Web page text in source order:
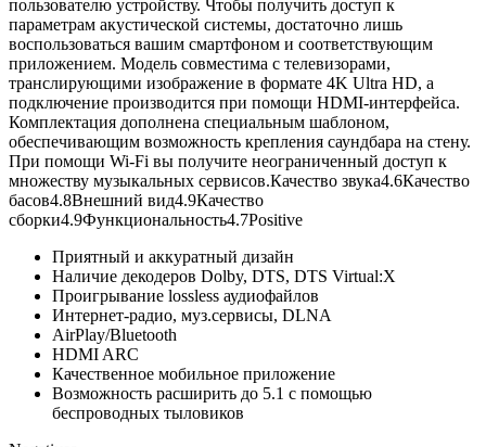
пользователю устройству. Чтобы получить доступ к
параметрам акустической системы, достаточно лишь
воспользоваться вашим смартфоном и соответствующим
приложением. Модель совместима с телевизорами,
транслирующими изображение в формате 4K Ultra HD, а
подключение производится при помощи HDMI-интерфейса.
Комплектация дополнена специальным шаблоном,
обеспечивающим возможность крепления саундбара на стену.
При помощи Wi-Fi вы получите неограниченный доступ к
множеству музыкальных сервисов.Качество звука4.6Качество
басов4.8Внешний вид4.9Качество
сборки4.9Функциональность4.7Positive
Приятный и аккуратный дизайн
Наличие декодеров Dolby, DTS, DTS Virtual:X
Проигрывание lossless аудиофайлов
Интернет-радио, муз.сервисы, DLNA
AirPlay/Bluetooth
HDMI ARC
Качественное мобильное приложение
Возможность расширить до 5.1 с помощью
беспроводных тыловиков